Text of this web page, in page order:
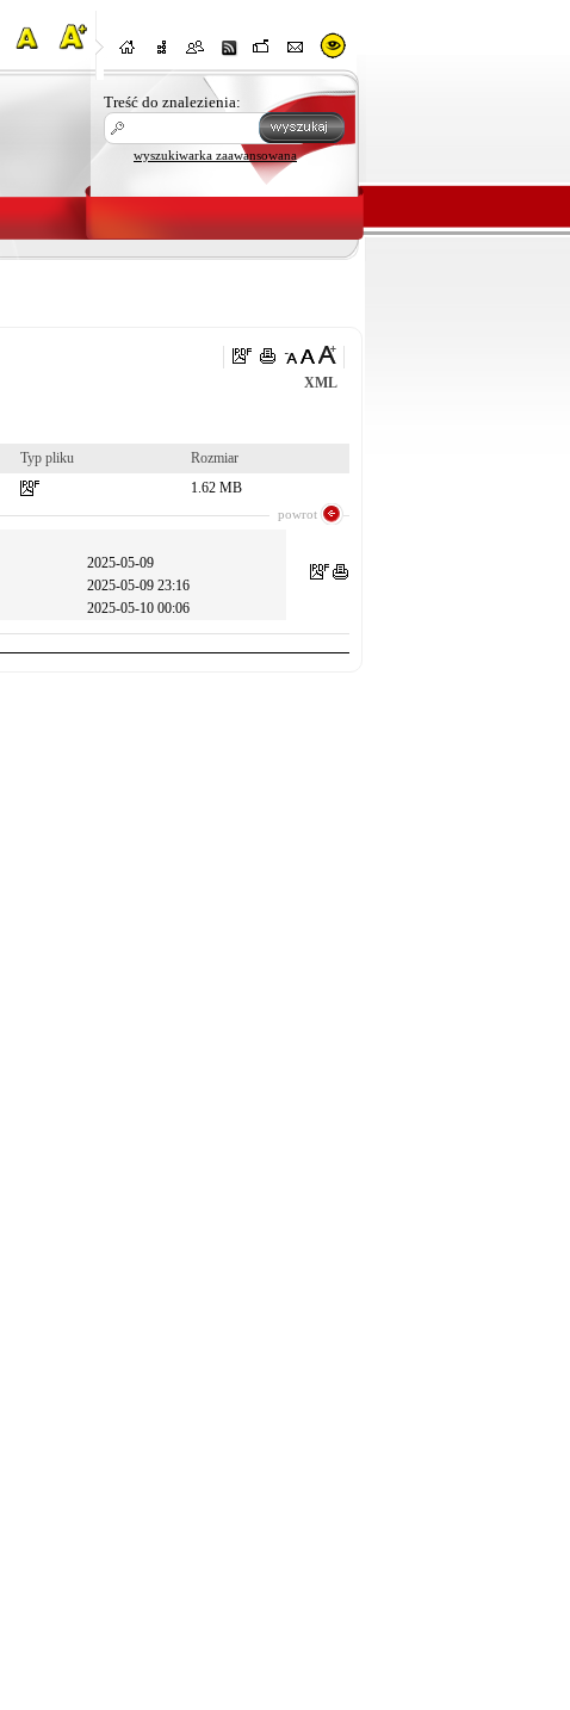
Treść do znalezienia:
wyszukiwarka zaawansowana
XML
Typ pliku
Rozmiar
1.62 MB
powrot
2025-05-09
2025-05-09 23:16
2025-05-10 00:06